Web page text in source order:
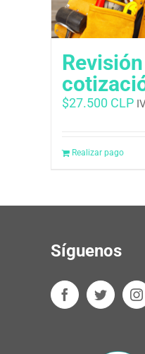
$27.500 CLP
Realizar pago
Síguenos